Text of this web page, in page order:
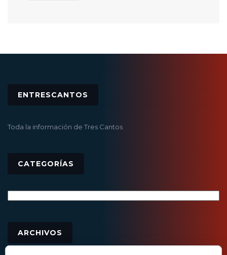
ENTRESCANTOS
Toda la información de Tres Cantos
CATEGORÍAS
ARCHIVOS